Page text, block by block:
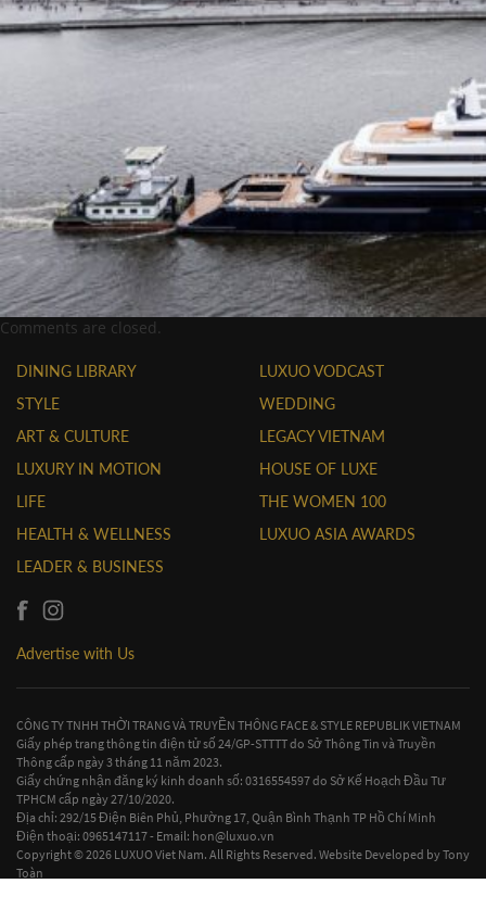
Comments are closed.
DINING LIBRARY
STYLE
ART & CULTURE
LUXURY IN MOTION
LIFE
HEALTH & WELLNESS
LEADER & BUSINESS
LUXUO VODCAST
WEDDING
LEGACY VIETNAM
HOUSE OF LUXE
THE WOMEN 100
LUXUO ASIA AWARDS
Advertise with Us
CÔNG TY TNHH THỜI TRANG VÀ TRUYỀN THÔNG FACE & STYLE REPUBLIK VIETNAM
Giấy phép trang thông tin điện tử số 24/GP-STTTT do Sở Thông Tin và Truyền
Thông cấp ngày 3 tháng 11 năm 2023.
Giấy chứng nhận đăng ký kinh doanh số: 0316554597 do Sở Kế Hoạch Đầu Tư
TPHCM cấp ngày 27/10/2020.
Địa chỉ: 292/15 Điện Biên Phủ, Phường 17, Quận Bình Thạnh TP Hồ Chí Minh
Điện thoại: 0965147117 - Email: hon@luxuo.vn
Copyright © 2026 LUXUO Viet Nam. All Rights Reserved. Website Developed byTony
Toàn